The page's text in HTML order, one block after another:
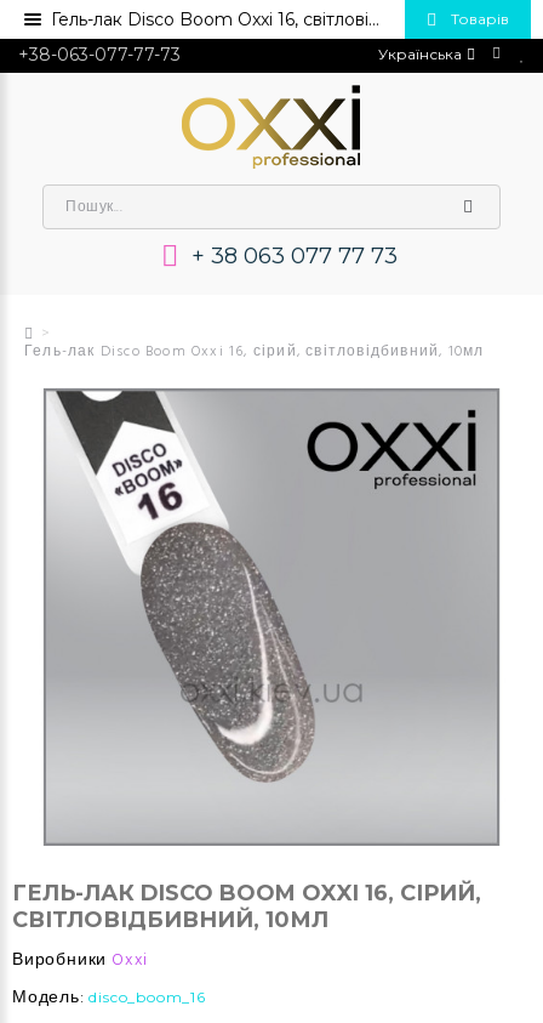
+38-063-077-77-73 Українська
+ 38 063 077 77 73
Товарів
Гель-лак Disco Boom Oxxi 16, сірий, світловідбивний, 10мл
ГЕЛЬ-ЛАК DISCO BOOM OXXI 16, СІРИЙ,
СВІТЛОВІДБИВНИЙ, 10МЛ
Виробники Oxxi
Модель: disco_boom_16
Гель-лак Disco Boom Oxxi 16, світловідбивний, 10мл 💅 Купити в Україні опт та роздріб